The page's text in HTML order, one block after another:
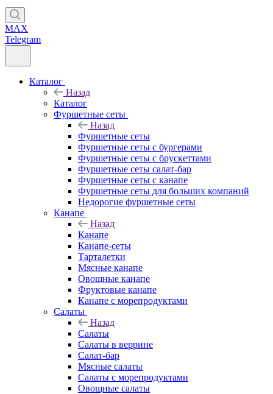
MAX
Telegram
Каталог
Назад
Каталог
Фуршетные сеты
Назад
Фуршетные сеты
Фуршетные сеты с бургерами
Фуршетные сеты с брускеттами
Фуршетные сеты салат-бар
Фуршетные сеты с канапе
Фуршетные сеты для больших компаний
Недорогие фуршетные сеты
Канапе
Назад
Канапе
Канапе-сеты
Тарталетки
Мясные канапе
Овощные канапе
Фруктовые канапе
Канапе с морепродуктами
Салаты
Назад
Салаты
Салаты в веррине
Салат-бар
Мясные салаты
Салаты с морепродуктами
Овощные салаты